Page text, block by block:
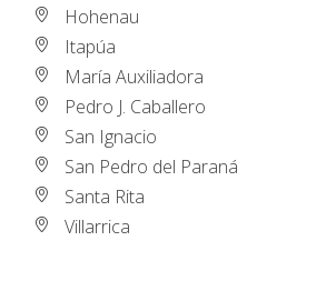
Hohenau
Itapúa
María Auxiliadora
Pedro J. Caballero
San Ignacio
San Pedro del Paraná
Santa Rita
Villarrica